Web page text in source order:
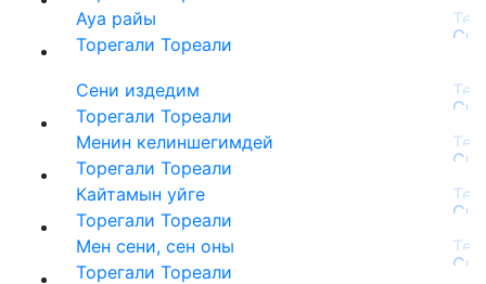
Ауа райы
Торегали Тореали
Сени издедим
Торегали Тореали
Менин келиншегимдей
Торегали Тореали
Кайтамын уйге
Торегали Тореали
Мен сени, сен оны
Торегали Тореали